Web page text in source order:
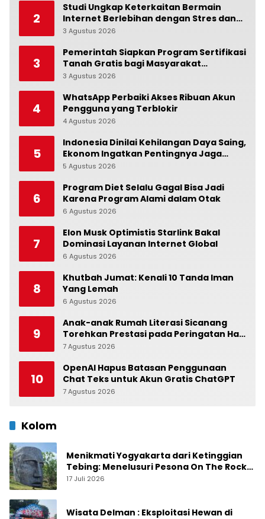
2
Studi Ungkap Keterkaitan Bermain
Internet Berlebihan dengan Stres dan
Suasana Hati
3 Agustus 2026
3
Pemerintah Siapkan Program Sertifikasi
Tanah Gratis bagi Masyarakat
Berpenghasilan Rendah
3 Agustus 2026
4
WhatsApp Perbaiki Akses Ribuan Akun
Pengguna yang Terblokir
4 Agustus 2026
5
Indonesia Dinilai Kehilangan Daya Saing,
Ekonom Ingatkan Pentingnya Jaga
Independensi Bank Indonesia
5 Agustus 2026
6
Program Diet Selalu Gagal Bisa Jadi
Karena Program Alami dalam Otak
6 Agustus 2026
7
Elon Musk Optimistis Starlink Bakal
Dominasi Layanan Internet Global
6 Agustus 2026
8
Khutbah Jumat: Kenali 10 Tanda Iman
Yang Lemah
6 Agustus 2026
9
Anak-anak Rumah Literasi Sicanang
Torehkan Prestasi pada Peringatan Hari
Anak Nasional di Kecamatan Medan
7 Agustus 2026
10
OpenAI Hapus Batasan Penggunaan
Chat Teks untuk Akun Gratis ChatGPT
7 Agustus 2026
Kolom
Menikmati Yogyakarta dari Ketinggian
Tebing: Menelusuri Pesona On The Rock
Jogja yang Sedang Naik Daun
17 Juli 2026
Wisata Delman : Eksploitasi Hewan di